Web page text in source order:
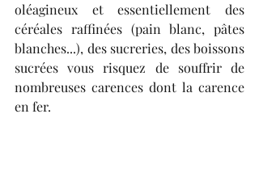
oléagineux et essentiellement des
céréales raffinées (pain blanc, pâtes
blanches...), des sucreries, des boissons
sucrées vous risquez de souffrir de
nombreuses carences dont la carence
en fer.